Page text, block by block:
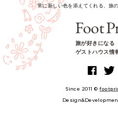
常に新しい色を添えてくれる、旅
旅が好きになる
ゲストハウス情
Since 2011 ©